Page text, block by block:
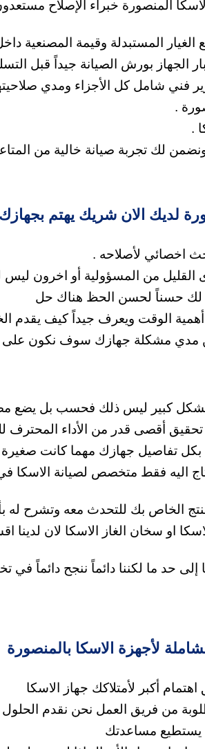
المنصورة خبراء الإصلاح
بورش الصيانة جيداً قبل
فني شامل كل الأجزاء ومدي
.
.
لك تجربة صيانة خالية من
لديك الان شريك يهتم بجهازك
اخصائي لأصلاحه .
من المسؤولية أو اخرون ليس
لك حسناً لحسن الحظ هناك حل
الوقت ويعرف جيداً كيف يقدم
عن مدي مشكلة جهازك سوف نكون على
كبير ليس ذلك فحسب بل يضع
أقصى قدر من الأداء المحترف
بكل تفاصيل جهازك مهما كانت صغيرة
فقط متخصص لصيانة الاسكا في
الخاص بك للتحدث معه وتشرح
او سخان الغاز الاسكا لان
حد ما لكننا دائماً ننجح دائماً
لأجهزة الاسكا بالمنصورة
أكبر لأمتلاكك جهاز الاسكا
من فريق العمل نحن نقدم الحلول
يستطيع مساعدتك